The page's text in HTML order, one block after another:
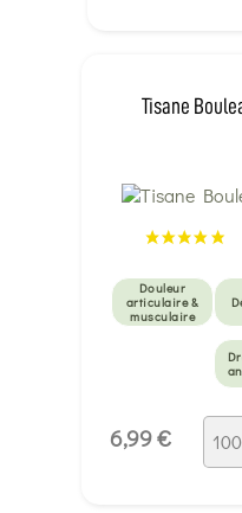
Tisane
Douleur
articulaire &
musculaire
6,99 €